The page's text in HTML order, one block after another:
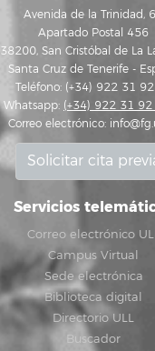
Avenida de la Trinidad,
Apartado Postal 456
38200, San Cristóbal de La
Santa Cruz de Tenerife -
Teléfono: (+34) 922 31
Whatsapp: (+34) 922 31
Correo electrónico:
Solicitar cita
Servicios
Correo electrónico
Campus Virtual
Sede electrónica
Biblioteca digital
Directorio ULL
Buscador